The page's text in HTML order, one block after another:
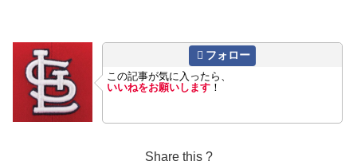
フォロー
この記事が気に入ったら、
いいねをお願いします ！
Share this ?